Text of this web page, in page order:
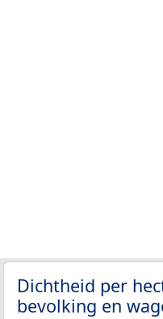
Dichtheid per
bevolking en